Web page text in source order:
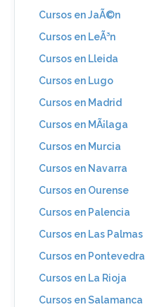
Cursos en JaÃ©n
Cursos en LeÃ³n
Cursos en Lleida
Cursos en Lugo
Cursos en Madrid
Cursos en MÃ¡laga
Cursos en Murcia
Cursos en Navarra
Cursos en Ourense
Cursos en Palencia
Cursos en Las Palmas
Cursos en Pontevedra
Cursos en La Rioja
Cursos en Salamanca